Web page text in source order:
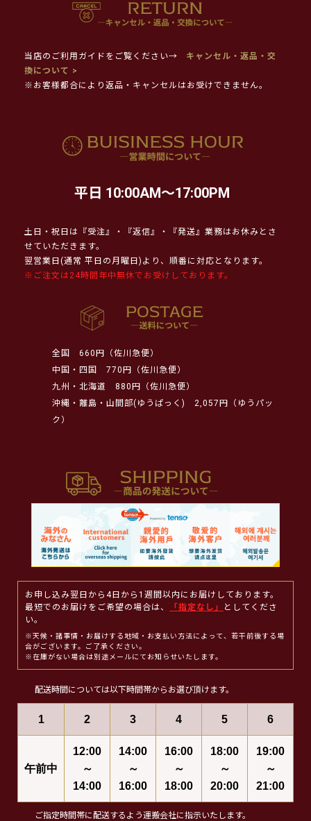
当店のご利用ガイドをご覧ください→
キャンセル・返品・交
換について >
※お客様都合により返品・キャンセルはお受けできません。
平日 10:00AM～17:00PM
土日・祝日は『受注』・『返信』・『発送』業務はお休みとさ
せていただきます。
翌営業日(通常 平日の月曜日)より、順番に対応となります。
※ご注文は24時間年中無休でお受けしております。
全国
660円（佐川急便）
中国・四国
770円（佐川急便）
九州・北海道
880円（佐川急便）
沖縄・離島・山間部(ゆうぱっく)
2,057円（ゆうパッ
ク）
お申し込み翌日から4日から1週間以内にお届けしております。
最短でのお届けをご希望の場合は、
「指定なし」
としてくださ
い。
※天候・諸事情・お届けする地域・お支払い方法によって、若干前後する場
合がございます。ご了承ください。
※在庫がない場合は別途メールにてお知らせいたします。
配送時間については以下時間帯からお選び頂けます。
1 2 3 4 5 6
午前中
12:00
～
14:00
14:00
～
16:00
16:00
～
18:00
18:00
～
20:00
19:00
～
21:00
ご指定時間帯に配送するよう運搬会社に指示いたします。